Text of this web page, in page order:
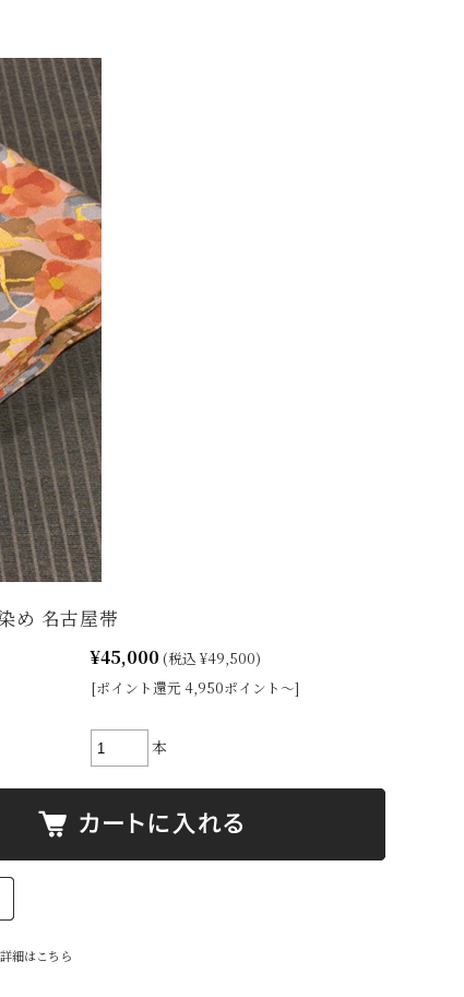
め 名古屋帯
¥45,000 (税込 ¥49,500)
[ポイント還元 4,950ポイント～]
本
細はこちら